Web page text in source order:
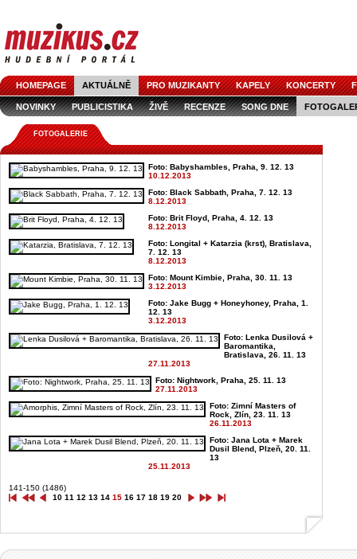
HOMEPAGE AKTUÁLNĚ PRO MUZIKANTY KAPELY KONCERTY
NOVINKY PUBLICISTIKA ŽIVĚ RECENZE SONG DNE
FOTOGALERIE
Foto: Babyshambles, Praha, 9. 12. 13
10.12.2013
Foto: Black Sabbath, Praha, 7. 12. 13
8.12.2013
Foto: Brit Floyd, Praha, 4. 12. 13
8.12.2013
Foto: Longital + Katarzia (krst), Bratislava,
7. 12. 13
8.12.2013
Foto: Mount Kimbie, Praha, 30. 11. 13
3.12.2013
Foto: Jake Bugg + Honeyhoney, Praha, 1.
12. 13
3.12.2013
Foto: Lenka Dusilová +
Baromantika,
Bratislava, 26. 11. 13
27.11.2013
Foto: Nightwork, Praha, 25. 11. 13
27.11.2013
Foto: Zimní Masters of
Rock, Zlín, 23. 11. 13
26.11.2013
Foto: Jana Lota + Marek
Dusil Blend, Plzeň, 20. 11.
13
25.11.2013
141-150 (1486)
10 11 12 13 14 15 16 17 18 19 20